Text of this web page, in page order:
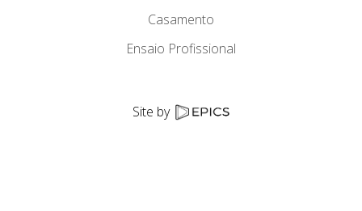
Casamento
Ensaio Profissional
Site by